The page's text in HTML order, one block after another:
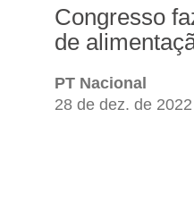
Congresso
de
PT Nacional
28 de dez. de 2022